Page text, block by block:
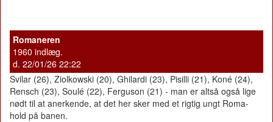
Romaneren
1960 indlæg.
d. 22/01/26 22:22
Svilar (26), Ziolkowski (20), Ghilardi (23), Pisilli (21), Koné (24),
Rensch (23), Soulé (22), Ferguson (21) - man er altså også lige
nødt til at anerkende, at det her sker med et rigtig ungt Roma-
hold på banen.